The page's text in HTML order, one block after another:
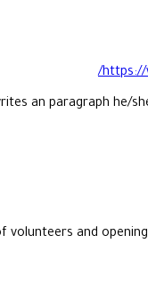
https://
an paragraph he/
volunteers and